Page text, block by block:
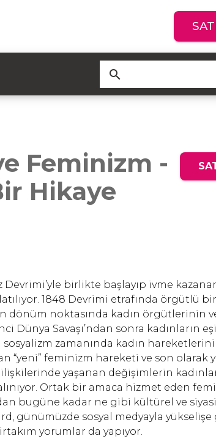
search
Feminizm -
Hikaye
Devrimi’yle birlikte başlayıp ivme
1848 Devrimi etrafında örgütlü bir
dönüm noktasında kadın örgütlerinin
Dünya Savaşı’ndan sonra kadınların
zamanında kadın
“yeni” feminizm hareketi ve son olarak
yaşanan değişimlerin
Ortak bir amaca hizmet eden
bugüne kadar ne gibi kültürel ve siyasi
günümüzde sosyal medyayla yükselişe
yorumlar da yapıyor.